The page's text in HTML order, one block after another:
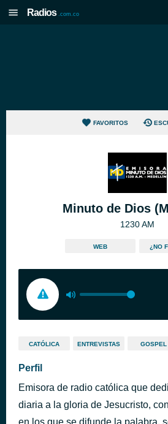
Radios .com.co
FAVORITOS
Minuto de Dios
1230 AM
WEB ¿NO
CATÓLICA ENTREVISTAS GOSPEL
Perfil
Emisora de radio católica que
diaria a la gloria de Jesucristo,
en los que se difunde la palabra,